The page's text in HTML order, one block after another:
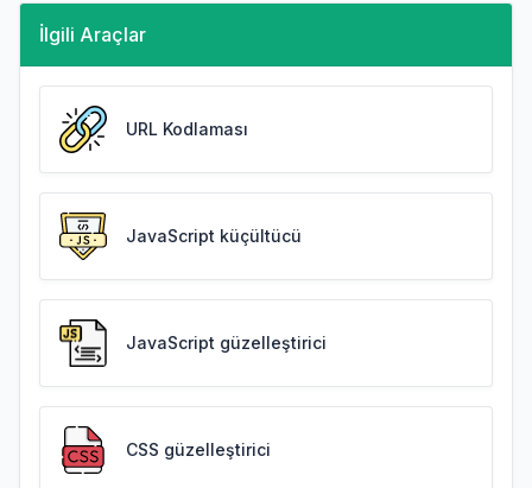
İlgili Araçlar
URL Kodlaması
JavaScript küçültücü
JavaScript güzelleştirici
CSS güzelleştirici